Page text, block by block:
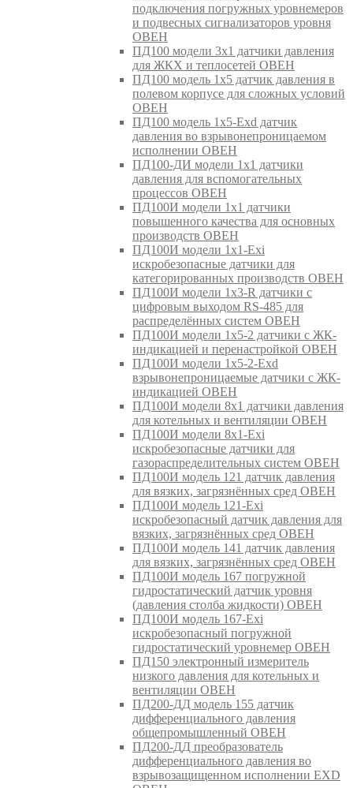
подключения погружных уровнемеров
и подвесных сигнализаторов уровня
ОВЕН
ПД100 модели 3х1 датчики давления
для ЖКХ и теплосетей ОВЕН
ПД100 модель 1х5 датчик давления в
полевом корпусе для сложных условий
ОВЕН
ПД100 модель 1х5-Exd датчик
давления во взрывонепроницаемом
исполнении ОВЕН
ПД100-ДИ модели 1х1 датчики
давления для вспомогательных
процессов ОВЕН
ПД100И модели 1х1 датчики
повышенного качества для основных
производств ОВЕН
ПД100И модели 1х1-Exi
искробезопасные датчики для
категорированных производств ОВЕН
ПД100И модели 1х3-R датчики с
цифровым выходом RS-485 для
распределённых систем ОВЕН
ПД100И модели 1х5-2 датчики с ЖК-
индикацией и перенастройкой ОВЕН
ПД100И модели 1х5-2-Exd
взрывонепроницаемые датчики с ЖК-
индикацией ОВЕН
ПД100И модели 8х1 датчики давления
для котельных и вентиляции ОВЕН
ПД100И модели 8х1-Exi
искробезопасные датчики для
газораспределительных систем ОВЕН
ПД100И модель 121 датчик давления
для вязких, загрязнённых сред ОВЕН
ПД100И модель 121-Exi
искробезопасный датчик давления для
вязких, загрязнённых сред ОВЕН
ПД100И модель 141 датчик давления
для вязких, загрязнённых сред ОВЕН
ПД100И модель 167 погружной
гидростатический датчик уровня
(давления столба жидкости) ОВЕН
ПД100И модель 167-Exi
искробезопасный погружной
гидростатический уровнемер ОВЕН
ПД150 электронный измеритель
низкого давления для котельных и
вентиляции ОВЕН
ПД200-ДД модель 155 датчик
дифференциального давления
общепромышленный ОВЕН
ПД200-ДД преобразователь
дифференциального давления во
взрывозащищенном исполнении EXD